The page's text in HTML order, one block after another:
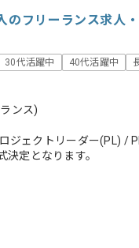
のフリーランス求人
30代活躍中 40代活躍中
ンス)
ジェクトリーダー(PL) /
定となります。